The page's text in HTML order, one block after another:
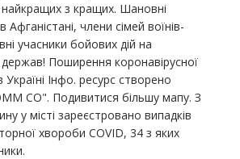
з кращих. Шановні
Афганістані, члени сімей воїнів-
учасники бойових дій на
держав! Поширення коронавірусної
Україні Інфо. ресурс створено
CO". Подивитися більшу мапу. З
у місті зареєстровано випадків
хвороби CОVID, 34 з яких